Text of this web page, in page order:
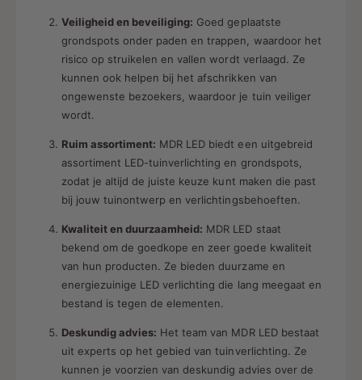
Veiligheid en beveiliging: Goed geplaatste
grondspots onder paden en trappen, waardoor het
risico op struikelen en vallen wordt verlaagd. Ze
kunnen ook helpen bij het afschrikken van
ongewenste bezoekers, waardoor je tuin veiliger
wordt.
Ruim assortiment: MDR LED biedt een uitgebreid
assortiment LED-tuinverlichting en grondspots,
zodat je altijd de juiste keuze kunt maken die past
bij jouw tuinontwerp en verlichtingsbehoeften.
Kwaliteit en duurzaamheid: MDR LED staat
bekend om de goedkope en zeer goede kwaliteit
van hun producten. Ze bieden duurzame en
energiezuinige LED verlichting die lang meegaat en
bestand is tegen de elementen.
Deskundig advies: Het team van MDR LED bestaat
uit experts op het gebied van tuinverlichting. Ze
kunnen je voorzien van deskundig advies over de